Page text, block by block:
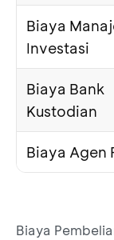
Biaya
Investasi
Biaya Bank
Kustodian
Biaya Agen
Biaya